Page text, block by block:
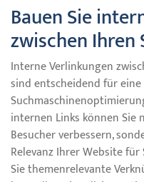
Bauen Sie
zwischen Ihren
Interne Verlinkungen
sind entscheidend für
internen Links können
Besucher verbessern,
Relevanz Ihrer Website
Sie themenrelevante